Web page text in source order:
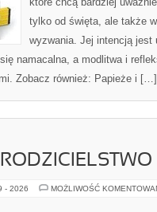
tylko od święta, ale także
wyzwania. Jej intencją jest
namacalna, a modlitwa i
Zobacz również: Papieże i […]
- 2026 MOŻLIWOŚĆ